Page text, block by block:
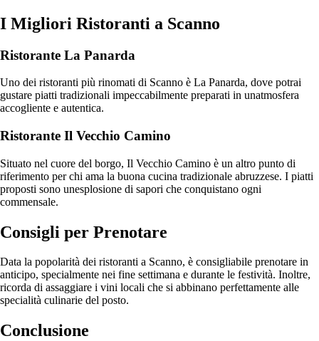
I Migliori Ristoranti a Scanno
Ristorante La Panarda
Uno dei ristoranti più rinomati di Scanno è La Panarda, dove potrai
gustare piatti tradizionali impeccabilmente preparati in unatmosfera
accogliente e autentica.
Ristorante Il Vecchio Camino
Situato nel cuore del borgo, Il Vecchio Camino è un altro punto di
riferimento per chi ama la buona cucina tradizionale abruzzese. I piatti
proposti sono unesplosione di sapori che conquistano ogni
commensale.
Consigli per Prenotare
Data la popolarità dei ristoranti a Scanno, è consigliabile prenotare in
anticipo, specialmente nei fine settimana e durante le festività. Inoltre,
ricorda di assaggiare i vini locali che si abbinano perfettamente alle
specialità culinarie del posto.
Conclusione